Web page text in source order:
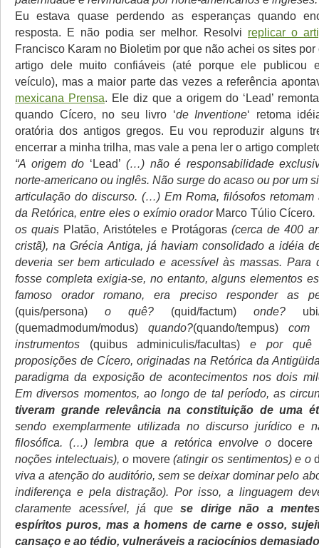
Eu estava quase perdendo as esperanças quando
resposta. E não podia ser melhor. Resolvi replicar o
Francisco Karam no Bioletim por que não achei os sites
artigo dele muito confiáveis (até porque ele publicou
veículo), mas a maior parte das vezes a referência
mexicana Prensa. Ele diz que a origem do ‘Lead’
quando Cícero, no seu livro ‘de Inventione‘ retoma
oratória dos antigos gregos. Eu vou reproduzir alguns
encerrar a minha trilha, mas vale a pena ler o artigo
“A origem do ‘Lead’ (…) não é responsabilidade
norte-americano ou inglês. Não surge do acaso ou por um
articulação do discurso. (…) Em Roma, filósofos retomam
da Retórica, entre eles o exímio orador Marco Túlio Cícero.
os quais Platão, Aristóteles e Protágoras(cerca de 400
cristã), na Grécia Antiga, já haviam consolidado a idéia
deveria ser bem articulado e acessível às massas. Para
fosse completa exigia-se, no entanto, alguns elementos
famoso orador romano, era preciso responder as
(quis/persona) o quê? (quid/factum) onde?
(quemadmodum/modus) quando?(quando/tempus) com
instrumentos (quibus adminiculis/facultas)e por
proposições de Cícero, originadas na Retórica da
paradigma da exposição de acontecimentos nos dois
Em diversos momentos, ao longo de tal período, as
tiveram grande relevância na constituição de uma
sendo exemplarmente utilizada no discurso jurídico e
filosófica. (…) lembra que a retórica envolve o docere
noções intelectuais), o movere(atingir os sentimentos) e o
viva a atenção do auditório, sem se deixar dominar pelo
indiferença e pela distração). Por isso, a linguagem
claramente acessível, já que se dirige não a
espíritos puros, mas a homens de carne e osso,
cansaço e ao tédio, vulneráveis a raciocínios